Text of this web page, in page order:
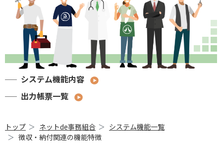
システム機能内容
出力帳票一覧
トップ ネットde事務組合
システム機能一覧
徴収・納付関連の機能特徴